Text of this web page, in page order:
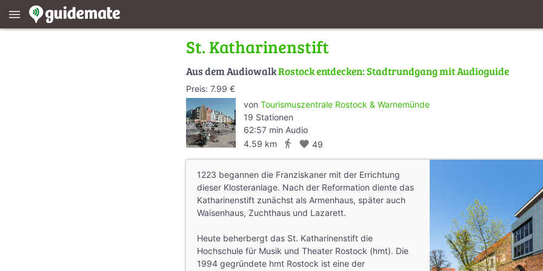
menu
St. Katharinenstift
Aus dem AudiowalkRostock entdecken: Stadtrundgang mit Audioguide
Preis: 7.99 €
von Tourismuszentrale Rostock & Warnemünde
19 Stationen
62:57 min Audio
4.59 km
directions_walk favorite 49
1223 begannen die Franziskaner mit der Errichtung
dieser Klosteranlage. Nach der Reformation diente das
Katharinenstift zunächst als Armenhaus, später auch
Waisenhaus, Zuchthaus und Lazarett.
Heute beherbergt das St. Katharinenstift die
Hochschule für Musik und Theater Rostock (hmt). Die
1994 gegründete hmt Rostock ist eine der